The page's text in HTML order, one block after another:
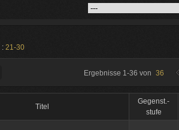
: 21-30
Ergebnisse 1-36 von 36
Titel
Gegenst.-
stufe